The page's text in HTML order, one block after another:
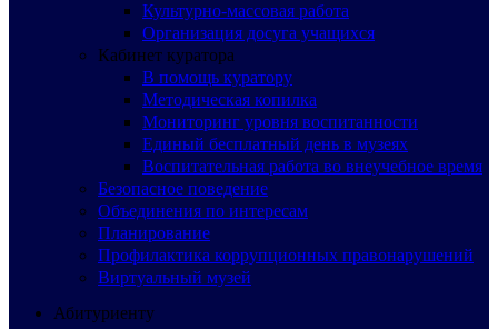
Культурно-массовая работа
Организация досуга учащихся
Кабинет куратора
В помощь куратору
Методическая копилка
Мониторинг уровня воспитанности
Единый бесплатный день в музеях
Воспитательная работа во внеучебное время
Безопасное поведение
Объединения по интересам
Планирование
Профилактика коррупционных правонарушений
Виртуальный музей
Абитуриенту